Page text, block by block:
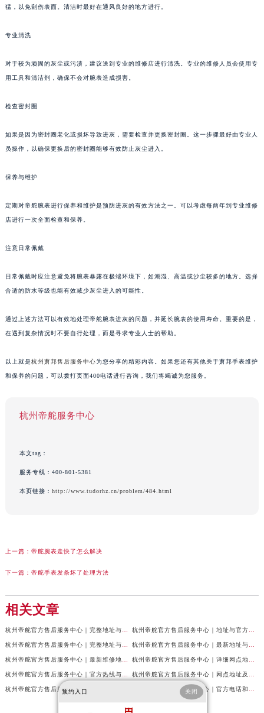
猛，以免刮伤表面。清洁时最好在通风良好的地方进行。
专业清洗
对于较为顽固的灰尘或污渍，建议送到专业的维修店进行清洗。专业的维修人员会使用专
用工具和清洁剂，确保不会对腕表造成损害。
检查密封圈
如果是因为密封圈老化或损坏导致进灰，需要检查并更换密封圈。这一步骤最好由专业人
员操作，以确保更换后的密封圈能够有效防止灰尘进入。
保养与维护
定期对帝舵腕表进行保养和维护是预防进灰的有效方法之一。可以考虑每两年到专业维修
店进行一次全面检查和保养。
注意日常佩戴
日常佩戴时应注意避免将腕表暴露在极端环境下，如潮湿、高温或沙尘较多的地方。选择
合适的防水等级也能有效减少灰尘进入的可能性。
通过上述方法可以有效地处理帝舵腕表进灰的问题，并延长腕表的使用寿命。重要的是，
在遇到复杂情况时不要自行处理，而是寻求专业人士的帮助。
以上就是杭州萧邦售后服务中心为您分享的精彩内容。如果您还有其他关于萧邦手表维护
和保养的问题，可以拨打页面400电话进行咨询，我们将竭诚为您服务。
杭州帝舵服务中心
本文tag：
服务专线： 400-801-5381
本页链接： http://www.tudorhz.cn/problem/484.html
上一篇： 帝舵腕表走快了怎么解决
下一篇： 帝舵手表发条坏了处理方法
相关文章
杭州帝舵官方售后服务中心｜完整地址与售后热线权威信息公示（2026年7月最新） 杭州帝舵官方售后服务中心｜地址与官方客服热线权威信息公示（2026年7月最新）
杭州帝舵官方售后服务中心｜完整地址与客服热线权威信息公示（2026年6月最新） 杭州帝舵官方售后服务中心｜最新地址与客服电话权威信息公示（2026年6月最新）
杭州帝舵官方售后服务中心｜最新维修地址及官方电话权威信息公示（2026年6月最新） 杭州帝舵官方售后服务中心｜详细网点地址与电话权威信息公示（2026年6月最新）
杭州帝舵官方售后服务中心｜官方热线与门店地址权威信息公示（2026年6月最新） 杭州帝舵官方售后服务中心｜网点地址及服务电话权威信息公示（2026年6月最新）
杭州帝舵官方售后服务中心｜官方电话和网点地址权威信息公示（2026年6月最新）
预约入口 关闭